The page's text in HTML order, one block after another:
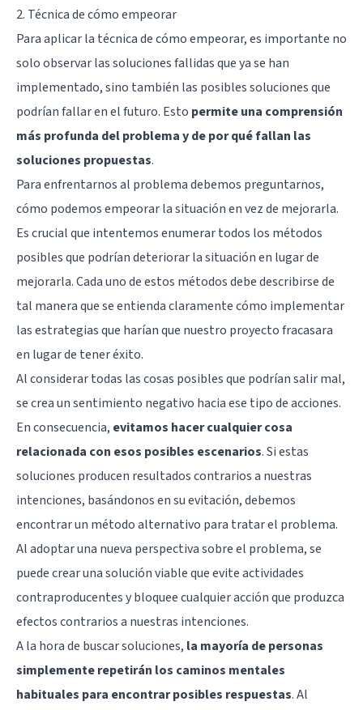
2. Técnica de cómo empeorar
Para aplicar la técnica de cómo empeorar, es importante no
solo observar las soluciones fallidas que ya se han
implementado, sino también las posibles soluciones que
podrían fallar en el futuro. Esto permite una comprensión
más profunda del problema y de por qué fallan las
soluciones propuestas.
Para enfrentarnos al problema debemos preguntarnos,
cómo podemos empeorar la situación en vez de mejorarla.
Es crucial que intentemos enumerar todos los métodos
posibles que podrían deteriorar la situación en lugar de
mejorarla. Cada uno de estos métodos debe describirse de
tal manera que se entienda claramente cómo implementar
las estrategias que harían que nuestro proyecto fracasara
en lugar de tener éxito.
Al considerar todas las cosas posibles que podrían salir mal,
se crea un sentimiento negativo hacia ese tipo de acciones.
En consecuencia, evitamos hacer cualquier cosa
relacionada con esos posibles escenarios. Si estas
soluciones producen resultados contrarios a nuestras
intenciones, basándonos en su evitación, debemos
encontrar un método alternativo para tratar el problema.
Al adoptar una nueva perspectiva sobre el problema, se
puede crear una solución viable que evite actividades
contraproducentes y bloquee cualquier acción que produzca
efectos contrarios a nuestras intenciones.
A la hora de buscar soluciones, la mayoría de personas
simplemente repetirán los caminos mentales
habituales para encontrar posibles respuestas. Al